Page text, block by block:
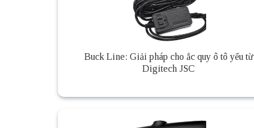
Buck Line: Giải pháp cho ắc quy ô tô yếu từ
Digitech JSC